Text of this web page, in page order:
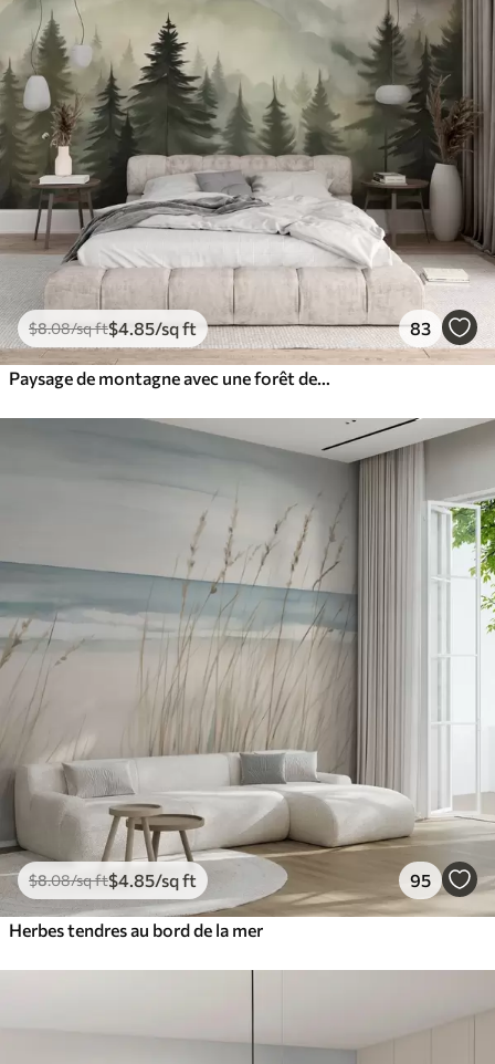
$8.08/sq ft$4 .85/sq ft 83
$8.08/sq ft$4 .85/sq ft 95
Herbes tendres au bord de la mer